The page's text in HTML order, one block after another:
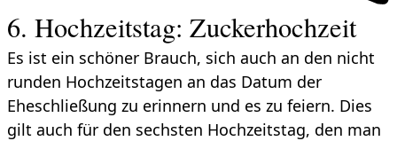
6. Hochzeitstag: Zuckerhochzeit
Es ist ein schöner Brauch, sich auch an den nicht
runden Hochzeitstagen an das Datum der
Eheschließung zu erinnern und es zu feiern. Dies
gilt auch für den sechsten Hochzeitstag, den man